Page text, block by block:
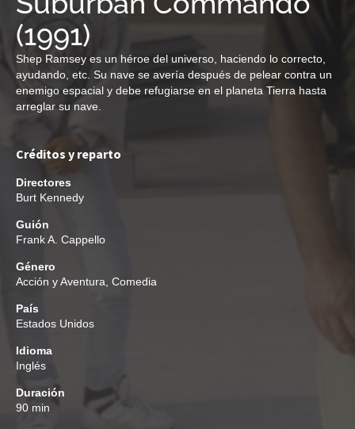
(1991)
Shep Ramsey es un héroe del universo, haciendo lo correcto,
ayudando, etc. Su nave se avería después de pelear contra un
enemigo espacial y debe refugiarse en el planeta Tierra hasta
arreglar su nave.
Créditos y reparto
Directores
Burt Kennedy
Guión
Frank A. Cappello
Género
Acción y Aventura Comedia
País
Estados Unidos
Idioma
Inglés
Duración
90 min